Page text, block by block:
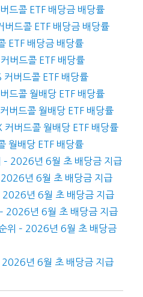
드콜 ETF 배당금 배당률
드콜 ETF 배당금 배당률
ETF 배당금 배당률
버드콜 ETF 배당률
버드콜 ETF 배당률
드콜 월배당 ETF 배당률
버드콜 월배당 ETF 배당률
버드콜 월배당 ETF 배당률
월배당 ETF 배당률
– 2026년 6월 초 배당금 지급
2026년 6월 초 배당금 지급
2026년 6월 초 배당금 지급
2026년 6월 초 배당금 지급
위 – 2026년 6월 초 배당금
2026년 6월 초 배당금 지급